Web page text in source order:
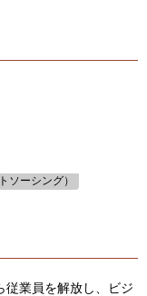
ソーシング）
従業員を解放し、ビジ